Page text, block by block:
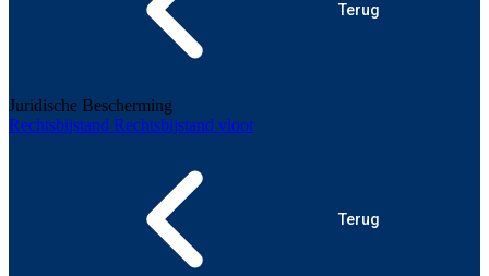
Terug
Juridische Bescherming
Rechtsbijstand Rechtsbijstand vloot
Terug